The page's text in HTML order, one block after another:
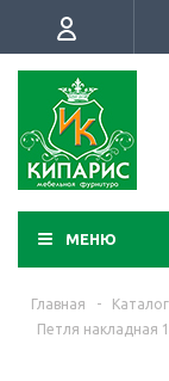
МЕНЮ
Главная - Каталог
Петля накладная